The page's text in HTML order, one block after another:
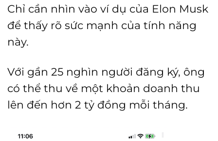
Chỉ cần nhìn vào ví dụ của Elon Musk
để thấy rõ sức mạnh của tính năng
này.
Với gần 25 nghìn người đăng ký, ông
có thể thu về một khoản doanh thu
lên đến hơn 2 tỷ đồng mỗi tháng.